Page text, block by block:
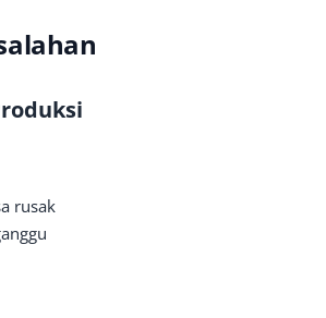
rusak